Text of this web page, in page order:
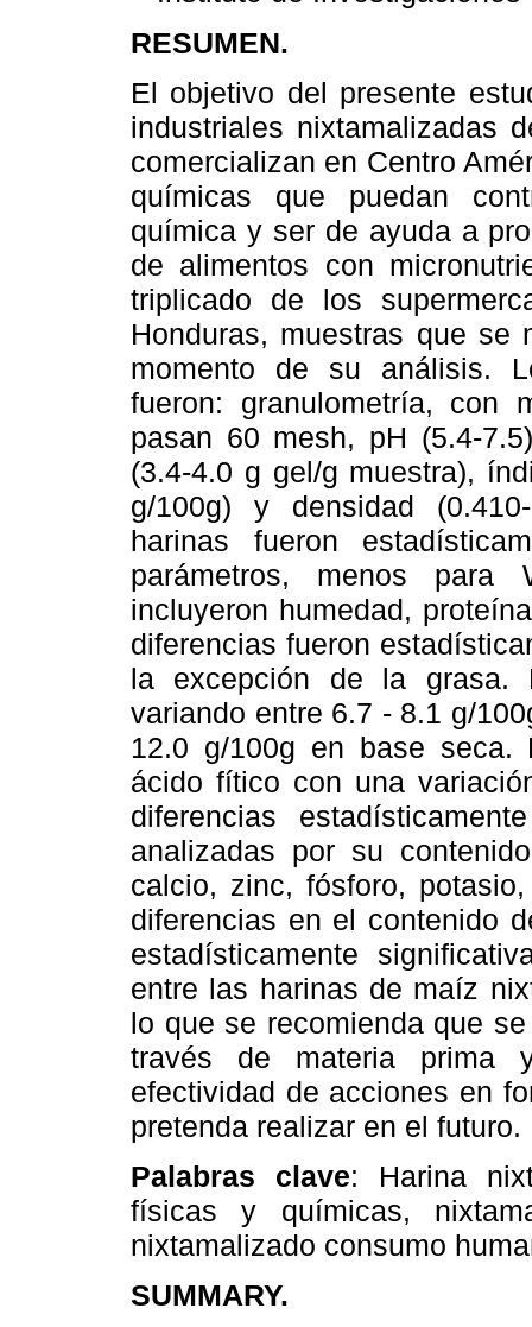
RESUMEN.
El objetivo del presente
industriales nixtamalizadas
comercializan en Centro
químicas que puedan
química y ser de ayuda a
de alimentos con
triplicado de los
Honduras, muestras que se
momento de su análisis.
fueron: granulometría, con
pasan 60 mesh, pH (5.4-
(3.4-4.0 g gel/g muestra),
g/100g) y densidad
harinas fueron
parámetros, menos para
incluyeron humedad,
diferencias fueron
la excepción de la grasa.
variando entre 6.7 - 8.1 g/
12.0 g/100g en base seca.
ácido fítico con una
diferencias
analizadas por su
calcio, zinc, fósforo,
diferencias en el contenido
estadísticamente
entre las harinas de maíz
lo que se recomienda que
través de materia prima
efectividad de acciones en
pretenda realizar en el futuro.
Palabras clave: Harina
físicas y químicas,
nixtamalizado consumo
SUMMARY.